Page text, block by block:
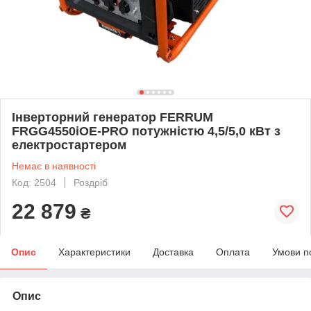
Інверторний генератор FERRUM
FRGG4550iOE-PRO потужністю 4,5/5,0 кВт з
електростартером
Немає в наявності
Код: 2504
Роздріб
22 879 ₴
Опис Характеристики Доставка Оплата Умови
Опис